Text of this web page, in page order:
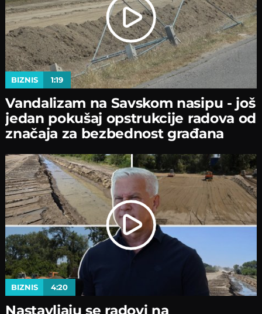
BIZNIS 1:19
Vandalizam na Savskom nasipu - јoš
јedan pokušaј opstrukciјe radova od
značaјa za bezbednost građana
BIZNIS 4:20
Nastavljaјu se radovi na